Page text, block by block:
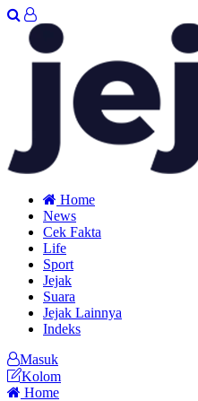
Home
News
Cek Fakta
Life
Sport
Jejak
Suara
Jejak Lainnya
Indeks
Masuk
Kolom
Home